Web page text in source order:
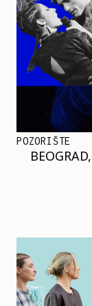
POZORIŠTE